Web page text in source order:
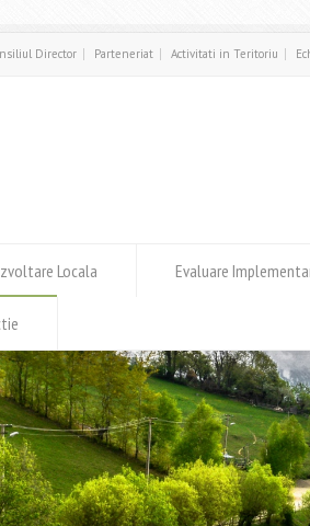
Director Parteneriat Activitati in Teritoriu
Locala Evaluare